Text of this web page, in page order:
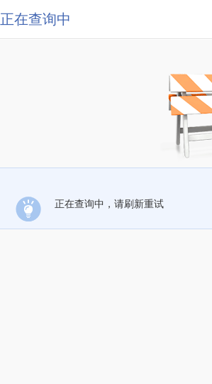
正在查询中
正在查询中，请刷新重试